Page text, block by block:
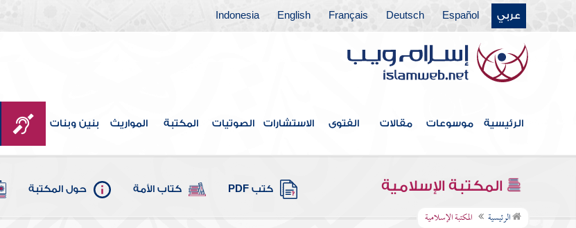
عربي Español
Deutsch
Français
English
Indonesia
الرئيسية موسوعات مقالات الفتوى الاستشارات الصوتيات المكتبة المواريث بنين وبنات
المكتبة الإسلامية كتب PDF كتاب الأمة حول المكتبة
الرئيسية المكتبة الإسلامية